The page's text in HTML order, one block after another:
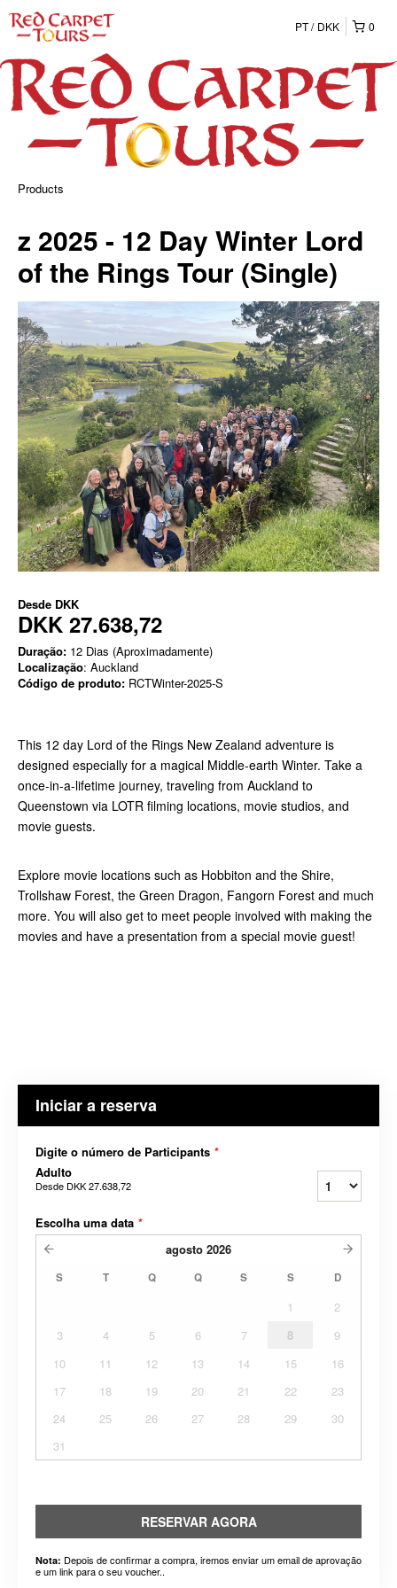
0
PT DKK
Products
z 2025 - 12 Day Winter Lord
of the Rings Tour (Single)
Desde DKK
DKK 27.638,72
Duração: 12 Dias (Aproximadamente)
Localização: Auckland
Código de produto: RCTWinter-2025-S
This 12 day Lord of the Rings New Zealand adventure is
designed especially for a magical Middle-earth Winter. Take a
once-in-a-lifetime journey, traveling from Auckland to
Queenstown via LOTR filming locations, movie studios, and
movie guests.
Explore movie locations such as Hobbiton and the Shire,
Trollshaw Forest, the Green Dragon, Fangorn Forest and much
more. You will also get to meet people involved with making the
movies and have a presentation from a special movie guest!
Iniciar a reserva
Digite o número de Participants *
Adulto
Desde DKK 27.638,72
Escolha uma data *
agosto 2026
S T Q Q S S D
1
2
3
4 5 6 7 8
9
10
11 12 13 14 15
16
17
18 19 20 21 22
23
24
25 26 27 28 29
30
31
RESERVAR AGORA
Nota: Depois de confirmar a compra, iremos enviar um email de aprovação
e um link para o seu voucher..